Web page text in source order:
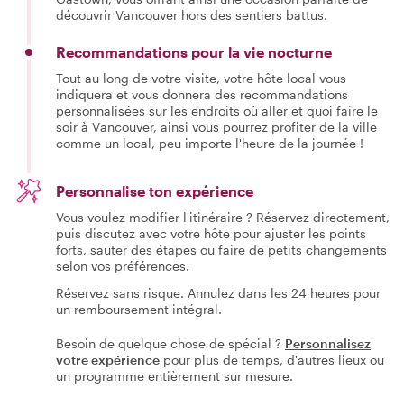
découvrir Vancouver hors des sentiers battus.
Recommandations pour la vie nocturne
Tout au long de votre visite, votre hôte local vous
indiquera et vous donnera des recommandations
personnalisées sur les endroits où aller et quoi faire le
soir à Vancouver, ainsi vous pourrez profiter de la ville
comme un local, peu importe l'heure de la journée !
Personnalise ton expérience
Vous voulez modifier l'itinéraire ? Réservez directement,
puis discutez avec votre hôte pour ajuster les points
forts, sauter des étapes ou faire de petits changements
selon vos préférences.
Réservez sans risque. Annulez dans les 24 heures pour
un remboursement intégral.
Besoin de quelque chose de spécial ? Personnalisez
votre expérience pour plus de temps, d'autres lieux ou
un programme entièrement sur mesure.